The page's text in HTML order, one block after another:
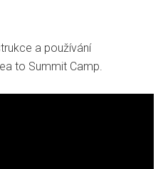
a používání
to Summit Camp.